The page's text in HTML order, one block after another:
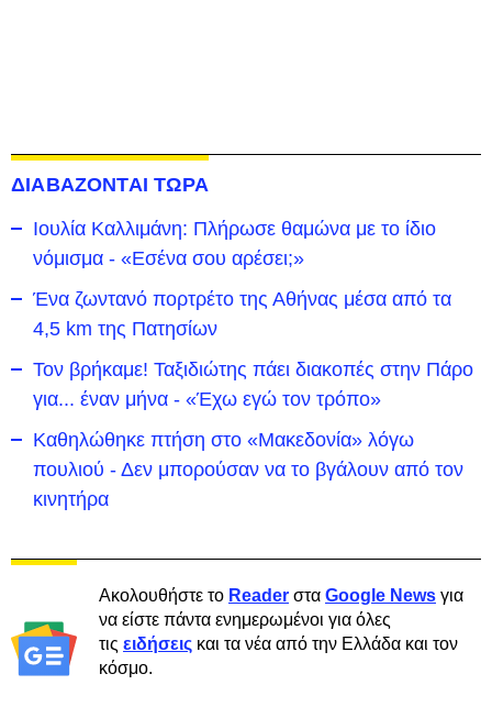
ΔΙΑΒΑΖΟΝΤΑΙ ΤΩΡΑ
Ιουλία Καλλιμάνη: Πλήρωσε θαμώνα με το ίδιο
νόμισμα - «Εσένα σου αρέσει;»
Ένα ζωντανό πορτρέτο της Αθήνας μέσα από τα
4,5 km της Πατησίων
Τον βρήκαμε! Ταξιδιώτης πάει διακοπές στην Πάρο
για... έναν μήνα - «Έχω εγώ τον τρόπο»
Καθηλώθηκε πτήση στο «Μακεδονία» λόγω
πουλιού - Δεν μπορούσαν να το βγάλουν από τον
κινητήρα
Ακολουθήστε το Reader στα Google News για
να είστε πάντα ενημερωμένοι για όλες
τις ειδήσεις και τα νέα από την Ελλάδα και τον
κόσμο.